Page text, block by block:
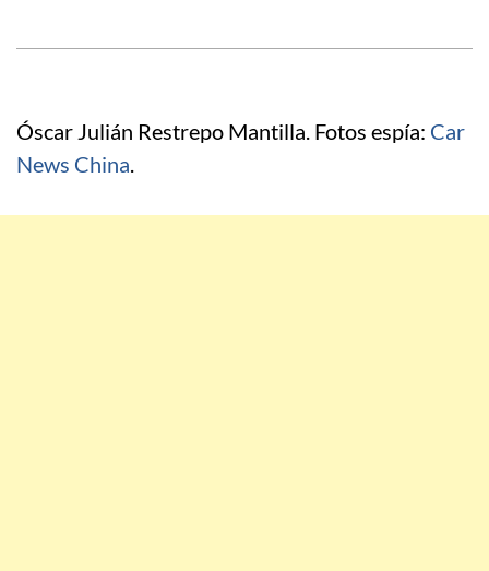
Óscar Julián Restrepo Mantilla. Fotos espía: Car
News China.